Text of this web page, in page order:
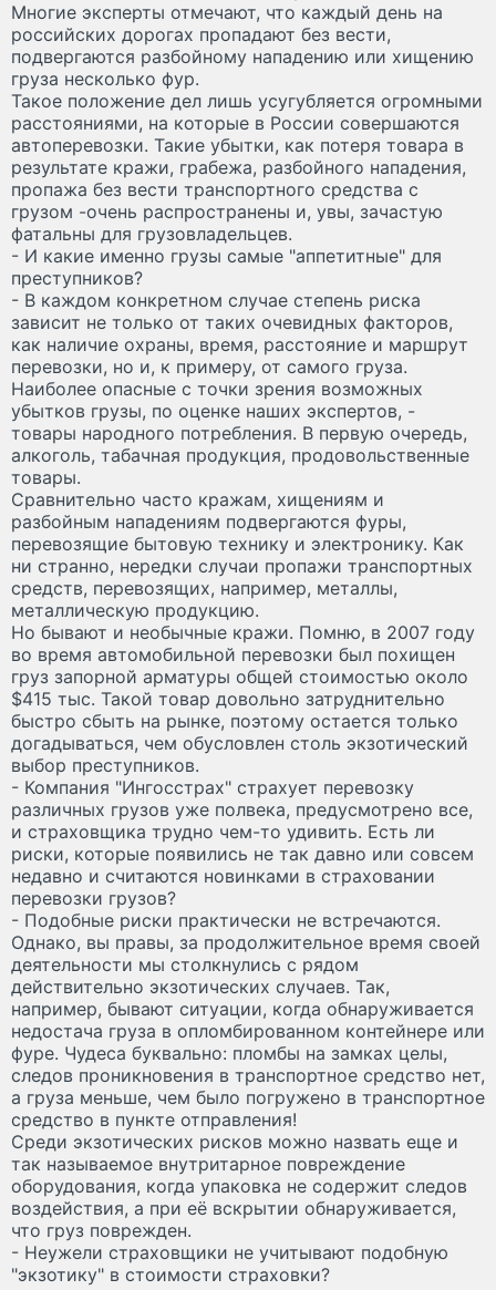
Многие эксперты отмечают, что каждый день на
российских дорогах пропадают без вести,
подвергаются разбойному нападению или хищению
груза несколько фур.
Такое положение дел лишь усугубляется огромными
расстояниями, на которые в России совершаются
автоперевозки. Такие убытки, как потеря товара в
результате кражи, грабежа, разбойного нападения,
пропажа без вести транспортного средства с
грузом -очень распространены и, увы, зачастую
фатальны для грузовладельцев.
- И какие именно грузы самые "аппетитные" для
преступников?
- В каждом конкретном случае степень риска
зависит не только от таких очевидных факторов,
как наличие охраны, время, расстояние и маршрут
перевозки, но и, к примеру, от самого груза.
Наиболее опасные с точки зрения возможных
убытков грузы, по оценке наших экспертов, -
товары народного потребления. В первую очередь,
алкоголь, табачная продукция, продовольственные
товары.
Сравнительно часто кражам, хищениям и
разбойным нападениям подвергаются фуры,
перевозящие бытовую технику и электронику. Как
ни странно, нередки случаи пропажи транспортных
средств, перевозящих, например, металлы,
металлическую продукцию.
Но бывают и необычные кражи. Помню, в 2007 году
во время автомобильной перевозки был похищен
груз запорной арматуры общей стоимостью около
$415 тыс. Такой товар довольно затруднительно
быстро сбыть на рынке, поэтому остается только
догадываться, чем обусловлен столь экзотический
выбор преступников.
- Компания "Ингосстрах" страхует перевозку
различных грузов уже полвека, предусмотрено все,
и страховщика трудно чем-то удивить. Есть ли
риски, которые появились не так давно или совсем
недавно и считаются новинками в страховании
перевозки грузов?
- Подобные риски практически не встречаются.
Однако, вы правы, за продолжительное время своей
деятельности мы столкнулись с рядом
действительно экзотических случаев. Так,
например, бывают ситуации, когда обнаруживается
недостача груза в опломбированном контейнере или
фуре. Чудеса буквально: пломбы на замках целы,
следов проникновения в транспортное средство нет,
а груза меньше, чем было погружено в транспортное
средство в пункте отправления!
Среди экзотических рисков можно назвать еще и
так называемое внутритарное повреждение
оборудования, когда упаковка не содержит следов
воздействия, а при её вскрытии обнаруживается,
что груз поврежден.
- Неужели страховщики не учитывают подобную
"экзотику" в стоимости страховки?